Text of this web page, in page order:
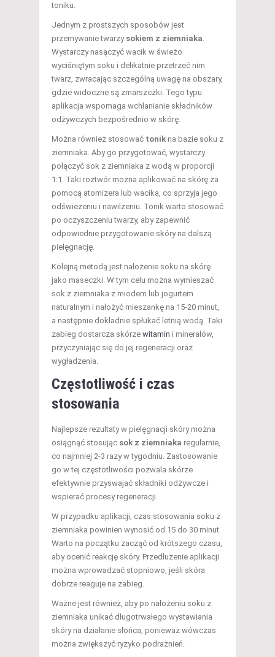
toniku.
Jednym z prostszych sposobów jest
przemywanie twarzy sokiem z ziemniaka.
Wystarczy nasączyć wacik w świeżo
wyciśniętym soku i delikatnie przetrzeć nim
twarz, zwracając szczególną uwagę na obszary,
gdzie widoczne są zmarszczki. Tego typu
aplikacja wspomaga wchłanianie składników
odżywczych bezpośrednio w skórę.
Można również stosować tonik na bazie soku z
ziemniaka. Aby go przygotować, wystarczy
połączyć sok z ziemniaka z wodą w proporcji
1:1. Taki roztwór można aplikować na skórę za
pomocą atomizera lub wacika, co sprzyja jego
odświeżeniu i nawilżeniu. Tonik warto stosować
po oczyszczeniu twarzy, aby zapewnić
odpowiednie przygotowanie skóry na dalszą
pielęgnację.
Kolejną metodą jest nałożenie soku na skórę
jako maseczki. W tym celu można wymieszać
sok z ziemniaka z miodem lub jogurtem
naturalnym i nałożyć mieszankę na 15-20 minut,
a następnie dokładnie spłukać letnią wodą. Taki
zabieg dostarcza skórze witamin i minerałów,
przyczyniając się do jej regeneracji oraz
wygładzenia.
Częstotliwość i czas
stosowania
Najlepsze rezultaty w pielęgnacji skóry można
osiągnąć stosując sok z ziemniaka regularnie,
co najmniej 2-3 razy w tygodniu. Zastosowanie
go w tej częstotliwości pozwala skórze
efektywnie przyswajać składniki odżywcze i
wspierać procesy regeneracji.
W przypadku aplikacji, czas stosowania soku z
ziemniaka powinien wynosić od 15 do 30 minut.
Warto na początku zacząć od krótszego czasu,
aby ocenić reakcję skóry. Przedłużenie aplikacji
można wprowadzać stopniowo, jeśli skóra
dobrze reaguje na zabieg.
Ważne jest również, aby po nałożeniu soku z
ziemniaka unikać długotrwałego wystawiania
skóry na działanie słońca, ponieważ wówczas
można zwiększyć ryzyko podrażnień.